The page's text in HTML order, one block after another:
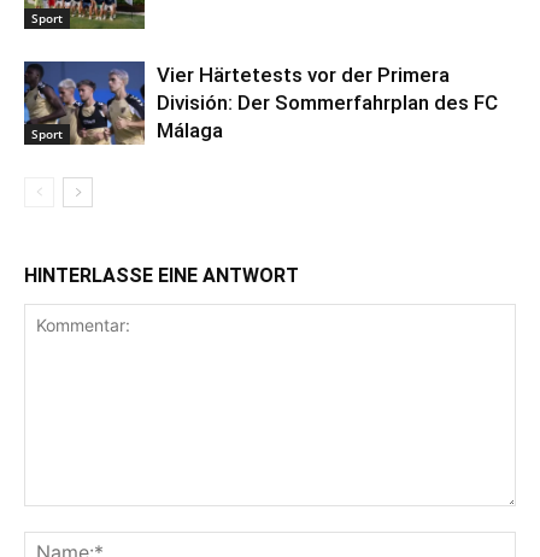
Sport
Sport
Vier Härtetests vor der Primera
División: Der Sommerfahrplan des FC
Málaga
HINTERLASSE EINE ANTWORT